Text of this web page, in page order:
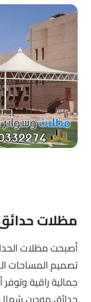
مظلات
أصبحت مظلات
تصميم المساحات
جمالية راقية